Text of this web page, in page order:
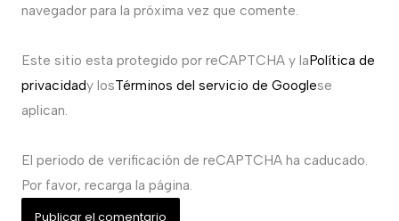
navegador para la próxima vez que comente.
Este sitio esta protegido por reCAPTCHA y laPolítica de
privacidady losTérminos del servicio de Googlese
aplican.
El periodo de verificación de reCAPTCHA ha caducado.
Por favor, recarga la página.